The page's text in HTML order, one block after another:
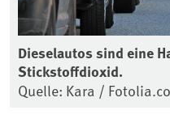
Dieselautos sind eine
Stickstoffdioxid.
Quelle: Kara /